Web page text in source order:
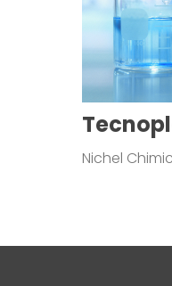
Nichel